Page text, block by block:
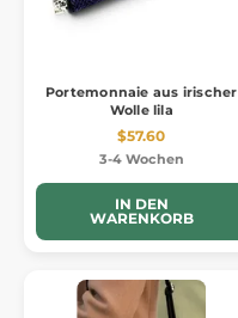
Portemonnaie aus irischer
Wolle lila
$57.60
3-4 Wochen
IN DEN
WARENKORB